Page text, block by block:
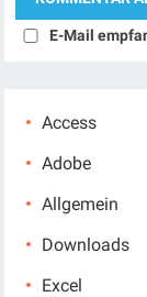
E-Mail
Access
Adobe
Allgemein
Downloads
Excel